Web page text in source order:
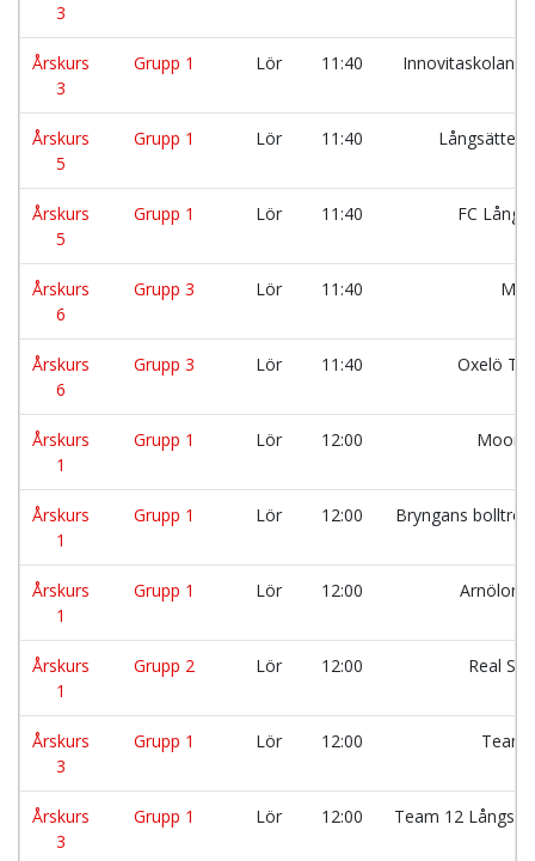
3
Årskurs
3
Grupp 1 Lör 11:40 Innovitaskolan
Årskurs
5
Grupp 1 Lör 11:40
Årskurs
5
Grupp 1 Lör 11:40 FC
Årskurs
6
Grupp 3 Lör 11:40
Årskurs
6
Grupp 3 Lör 11:40 Oxelö
Årskurs
1
Grupp 1 Lör 12:00
Årskurs
1
Grupp 1 Lör 12:00 Bryngans
Årskurs
1
Grupp 1 Lör 12:00
Årskurs
1
Grupp 2 Lör 12:00 Real
Årskurs
3
Grupp 1 Lör 12:00 Team
Årskurs
3
Grupp 1 Lör 12:00 Team 12